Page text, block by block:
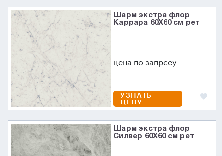
Шарм экстра флор
Каррара 60X60 см рет
цена по запросу
УЗНАТЬ
ЦЕНУ
Шарм экстра флор
Силвер 60X60 см рет